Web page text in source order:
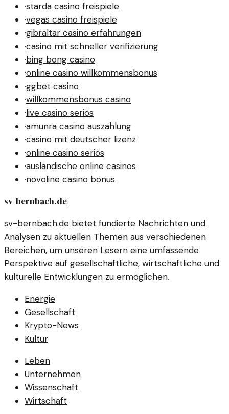
·starda casino freispiele
·vegas casino freispiele
·gibraltar casino erfahrungen
·casino mit schneller verifizierung
·bing bong casino
·online casino willkommensbonus
·ggbet casino
·willkommensbonus casino
·live casino seriös
·amunra casino auszahlung
·casino mit deutscher lizenz
·online casino seriös
·ausländische online casinos
·novoline casino bonus
sv-bernbach.de
sv-bernbach.de bietet fundierte Nachrichten und
Analysen zu aktuellen Themen aus verschiedenen
Bereichen, um unseren Lesern eine umfassende
Perspektive auf gesellschaftliche, wirtschaftliche und
kulturelle Entwicklungen zu ermöglichen.
Energie
Gesellschaft
Krypto-News
Kultur
Leben
Unternehmen
Wissenschaft
Wirtschaft